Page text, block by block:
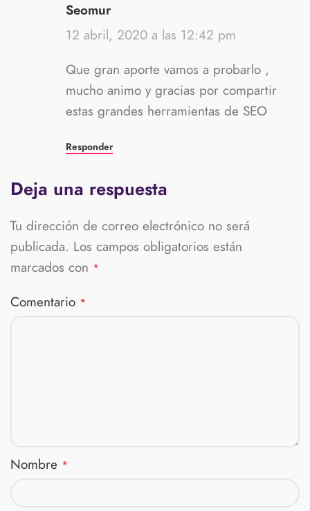
Seomur
12 abril, 2020 a las 12:42 pm
Que gran aporte vamos a probarlo ,
mucho animo y gracias por compartir
estas grandes herramientas de SEO
Responder
Deja una respuesta
Tu dirección de correo electrónico no será
publicada. Los campos obligatorios están
marcados con *
Comentario *
Nombre *